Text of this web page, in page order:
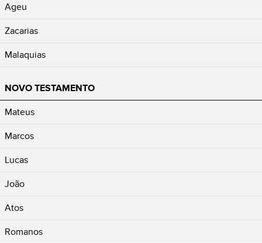
Ageu
Zacarias
Malaquias
NOVO TESTAMENTO
Mateus
Marcos
Lucas
João
Atos
Romanos